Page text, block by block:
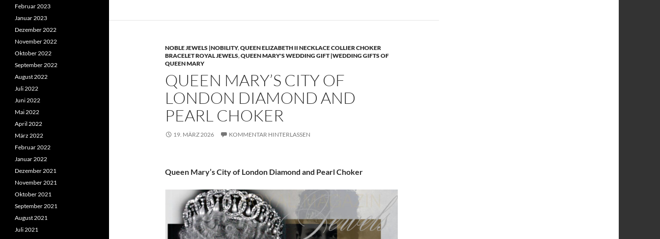
NOBLE JEWELS |NOBILITY,QUEEN ELIZABETH II NECKLACE COLLIER CHOKER
BRACELET ROYAL JEWELS,QUEEN MARY'S WEDDING GIFT |WEDDING GIFTS OF
QUEEN MARY
QUEEN MARY’S CITY OF
LONDON DIAMOND AND
PEARL CHOKER
19. MÄRZ 2026 KOMMENTAR HINTERLASSEN
Queen Mary’s City of London Diamond and Pearl Choker
Februar 2023
Januar 2023
Dezember 2022
November 2022
Oktober 2022
September 2022
August 2022
Juli 2022
Juni 2022
Mai 2022
April 2022
März 2022
Februar 2022
Januar 2022
Dezember 2021
November 2021
Oktober 2021
September 2021
August 2021
Juli 2021